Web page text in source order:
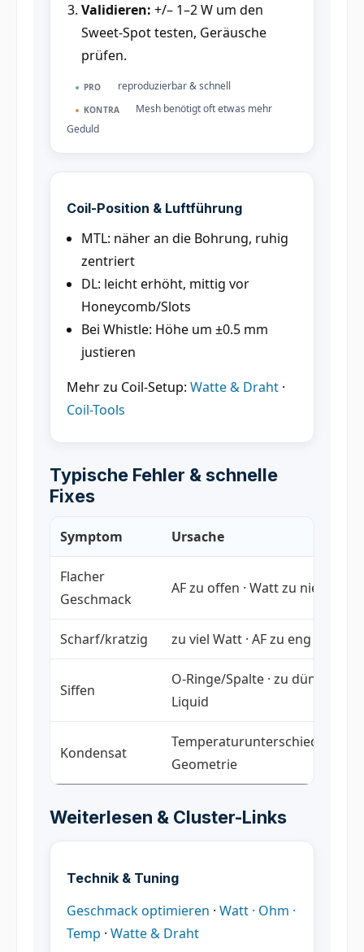
Validieren: +/– 1–2 W um den
Sweet-Spot testen, Geräusche
prüfen.
PRO reproduzierbar & schnell
KONTRA
Mesh benötigt oft etwas mehr
Geduld
Coil-Position & Luftführung
MTL: näher an die Bohrung, ruhig
zentriert
DL: leicht erhöht, mittig vor
Honeycomb/Slots
Bei Whistle: Höhe um ±0.5 mm
justieren
Mehr zu Coil-Setup: Watte & Draht ·
Coil-Tools
Typische Fehler & schnelle
Fixes
Symptom Ursache
Flacher
Geschmack
AF zu offen · Watt zu niedrig
Scharf/kratzig zu viel Watt · AF zu eng
Siffen
O-Ringe/Spalte · zu dünnes
Liquid
Kondensat
Temperaturunterschiede · AF-
Geometrie
Weiterlesen & Cluster-Links
Technik & Tuning
Geschmack optimieren · Watt · Ohm ·
Temp · Watte & Draht